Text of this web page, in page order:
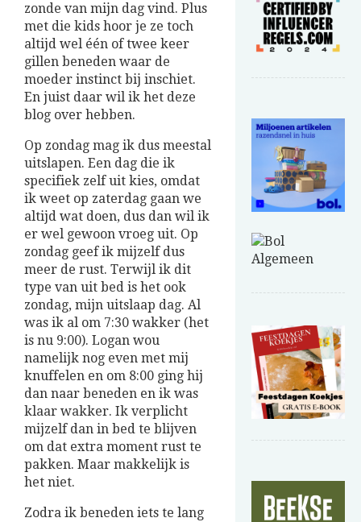
zonde van mijn dag vind. Plus
met die kids hoor je ze toch
altijd wel één of twee keer
gillen beneden waar de
moeder instinct bij inschiet.
En juist daar wil ik het deze
blog over hebben.
Op zondag mag ik dus meestal
uitslapen. Een dag die ik
specifiek zelf uit kies, omdat
ik weet op zaterdag gaan we
altijd wat doen, dus dan wil ik
er wel gewoon vroeg uit. Op
zondag geef ik mijzelf dus
meer de rust. Terwijl ik dit
type van uit bed is het ook
zondag, mijn uitslaap dag. Al
was ik al om 7:30 wakker (het
is nu 9:00). Logan wou
namelijk nog even met mij
knuffelen en om 8:00 ging hij
dan naar beneden en ik was
klaar wakker. Ik verplicht
mijzelf dan in bed te blijven
om dat extra moment rust te
pakken. Maar makkelijk is
het niet.
Zodra ik beneden iets te lang